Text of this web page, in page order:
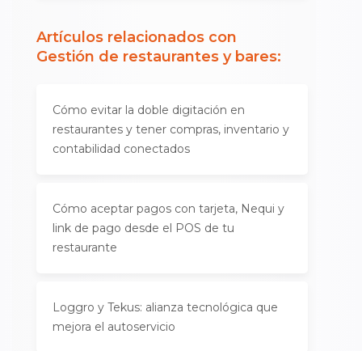
Artículos relacionados con
Gestión de restaurantes y bares:
Cómo evitar la doble digitación en
restaurantes y tener compras, inventario y
contabilidad conectados
Cómo aceptar pagos con tarjeta, Nequi y
link de pago desde el POS de tu
restaurante
Loggro y Tekus: alianza tecnológica que
mejora el autoservicio